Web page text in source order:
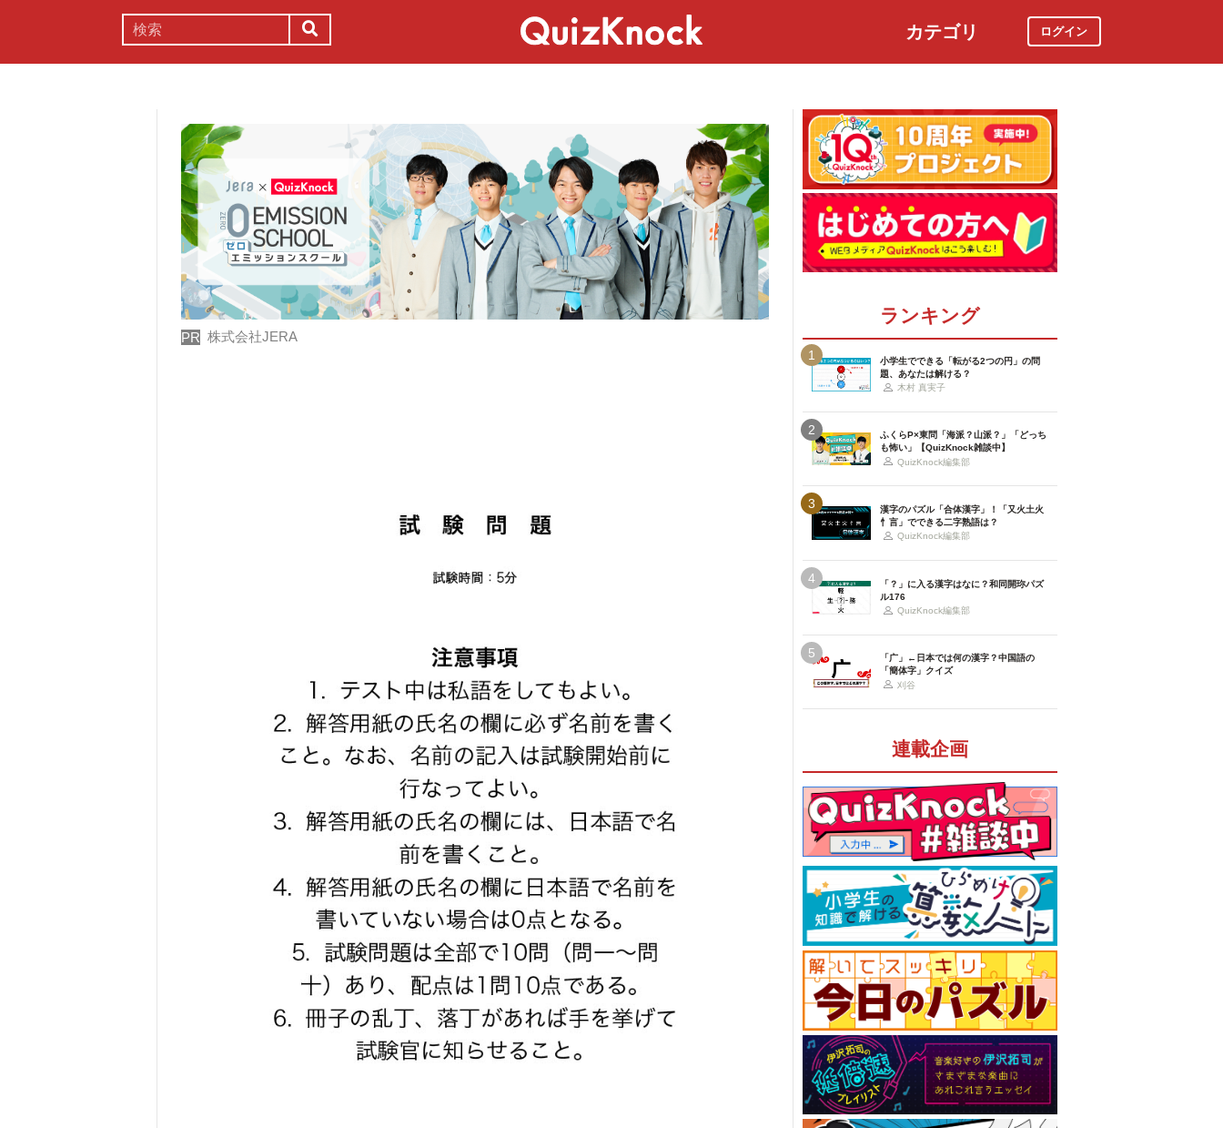
カテゴリ ログイン
PR 株式会社JERA
ランキング
1
小学生でできる「転がる2つの円」の問
題、あなたは解ける？
木村 真実子
2
ふくらP×東問「海派？山派？」「どっち
も怖い」【QuizKnock雑談中】
QuizKnock編集部
3
漢字のパズル「合体漢字」！「又火土火
忄言」でできる二字熟語は？
QuizKnock編集部
4
「？」に入る漢字はなに？和同開珎パズ
ル176
QuizKnock編集部
5
「广」←日本では何の漢字？中国語の
「簡体字」クイズ
刈谷
連載企画